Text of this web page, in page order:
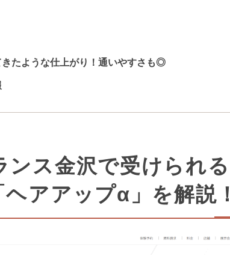
きたような仕上がり！通いやすさも◎
ンス金沢で受けられる
アアップα」を解説！